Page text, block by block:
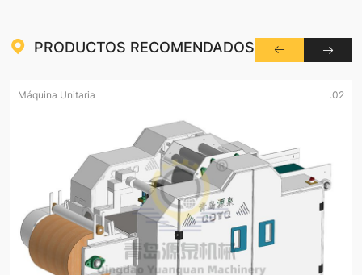
PRODUCTOS RECOMENDADOS
Máquina Unitaria .02